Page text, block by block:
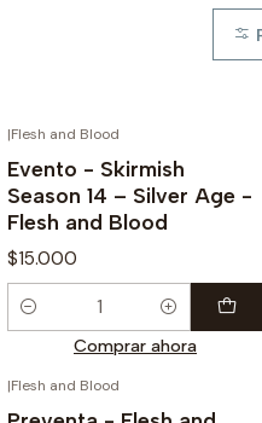
|Flesh and Blood
Evento - Skirmish
Season 14 – Silver Age -
Flesh and Blood
$15.000
Cantidad
Comprar ahora
|Flesh and Blood